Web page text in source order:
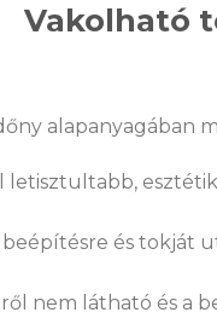
Vakolható
alapanyagában
letisztultabb,
és tokját
nem látható és a